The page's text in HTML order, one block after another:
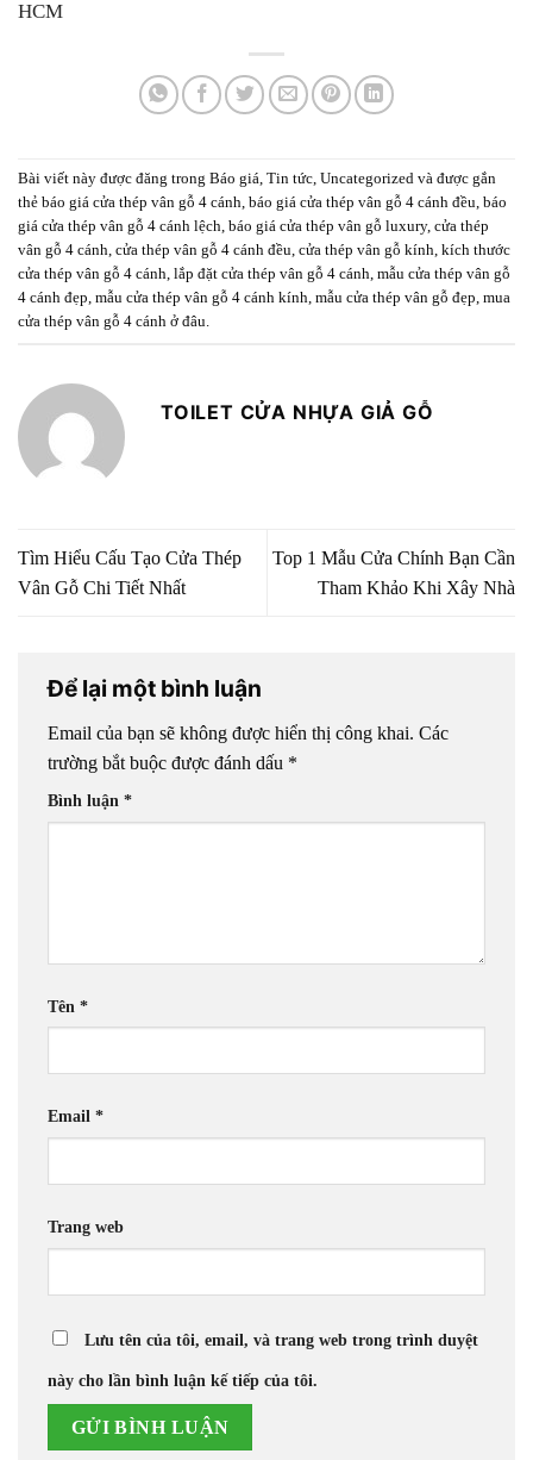
HCM
Bài viết này được đăng trong Báo giá, Tin tức, Uncategorized và được gắn
thẻ báo giá cửa thép vân gỗ 4 cánh, báo giá cửa thép vân gỗ 4 cánh đều, báo
giá cửa thép vân gỗ 4 cánh lệch, báo giá cửa thép vân gỗ luxury, cửa thép
vân gỗ 4 cánh, cửa thép vân gỗ 4 cánh đều, cửa thép vân gỗ kính, kích thước
cửa thép vân gỗ 4 cánh, lắp đặt cửa thép vân gỗ 4 cánh, mẫu cửa thép vân gỗ
4 cánh đẹp, mẫu cửa thép vân gỗ 4 cánh kính, mẫu cửa thép vân gỗ đẹp, mua
cửa thép vân gỗ 4 cánh ở đâu.
TOILET CỬA NHỰA GIẢ GỖ
Tìm Hiểu Cấu Tạo Cửa Thép
Vân Gỗ Chi Tiết Nhất
Top 1 Mẫu Cửa Chính Bạn Cần
Tham Khảo Khi Xây Nhà
Để lại một bình luận
Email của bạn sẽ không được hiển thị công khai. Các
trường bắt buộc được đánh dấu *
Bình luận *
Tên *
Email *
Trang web
Lưu tên của tôi, email, và trang web trong trình duyệt
này cho lần bình luận kế tiếp của tôi.